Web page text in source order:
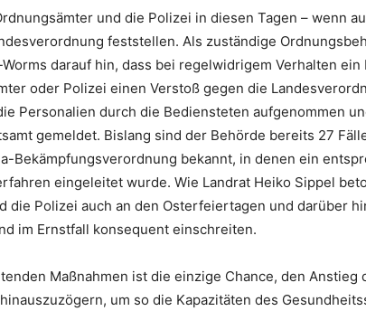
und die Polizei in diesen Tagen – wenn
feststellen. Als zuständige
darauf hin, dass bei regelwidrigem Verhalten ein
oder Polizei einen Verstoß gegen die
Personalien durch die Bediensteten aufgenommen
gemeldet. Bislang sind der Behörde bereits 27
Bekämpfungsverordnung bekannt, in denen ein
eingeleitet wurde. Wie Landrat Heiko Sippel
die Polizei auch an den Osterfeiertagen und darüber
im Ernstfall konsequent einschreiten.
Maßnahmen ist die einzige Chance, den Anstieg
um so die Kapazitäten des